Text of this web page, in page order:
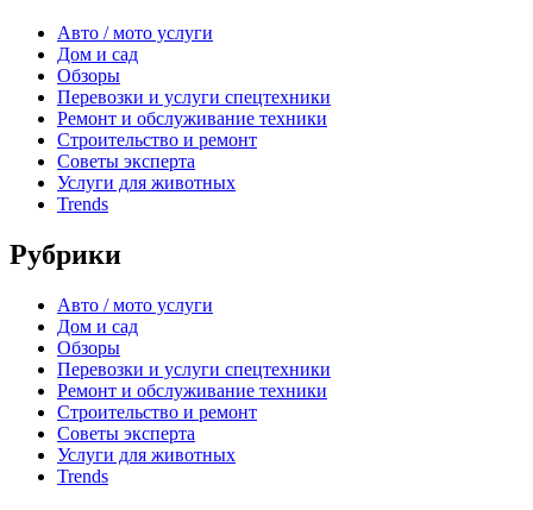
Авто / мото услуги
Дом и сад
Обзоры
Перевозки и услуги спецтехники
Ремонт и обслуживание техники
Строительство и ремонт
Советы эксперта
Услуги для животных
Trends
Рубрики
Авто / мото услуги
Дом и сад
Обзоры
Перевозки и услуги спецтехники
Ремонт и обслуживание техники
Строительство и ремонт
Советы эксперта
Услуги для животных
Trends